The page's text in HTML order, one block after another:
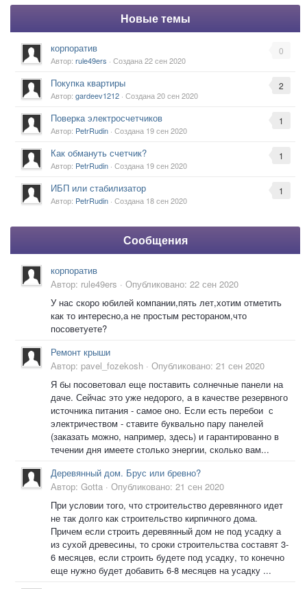
Новые темы
0
корпоратив
Автор: rule49ers · Создана22 сен 2020
2
Покупка квартиры
Автор: gardeev1212 · Создана20 сен 2020
1
Поверка электросчетчиков
Автор: PetrRudin · Создана 19 сен 2020
1
Как обмануть счетчик?
Автор: PetrRudin · Создана 19 сен 2020
1
ИБП или стабилизатор
Автор: PetrRudin · Создана 18 сен 2020
Сообщения
корпоратив
Автор: rule49ers · Опубликовано: 22 сен 2020
У нас скоро юбилей компании,пять лет,хотим отметить
как то интересно,а не простым рестораном,что
посоветуете?
Ремонт крыши
Автор: pavel_fozekosh · Опубликовано: 21 сен 2020
Я бы посоветовал еще поставить солнечные панели на
даче. Сейчас это уже недорого, а в качестве резервного
источника питания - самое оно. Если есть перебои с
электричеством - ставите буквально пару панелей
(заказать можно, например, здесь) и гарантированно в
течении дня имеете столько энергии, сколько вам...
Деревянный дом. Брус или бревно?
Автор: Gotta · Опубликовано: 21 сен 2020
При условии того, что строительство деревянного идет
не так долго как строительство кирпичного дома.
Причем если строить деревянный дом не под усадку а
из сухой древесины, то сроки строительства составят 3-
6 месяцев, если строить будете под усадку, то конечно
еще нужно будет добавить 6-8 месяцев на усадку ...